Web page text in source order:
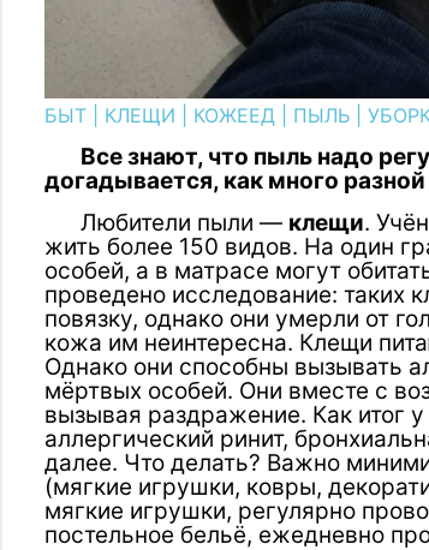
БЫТ КЛЕЩИ КОЖЕЕД ПЫЛЬ
Все знают, что пыль надо
догадывается, как много
Любители пыли — клещи.
жить более 150 видов. На один
особей, а в матрасе могут
проведено исследование:
повязку, однако они умерли от
кожа им неинтересна. Клещи
Однако они способны вызывать
мёртвых особей. Они вместе с
вызывая раздражение. Как итог
аллергический ринит,
далее. Что делать? Важно
(мягкие игрушки, ковры,
мягкие игрушки, регулярно
постельное бельё, ежедневно